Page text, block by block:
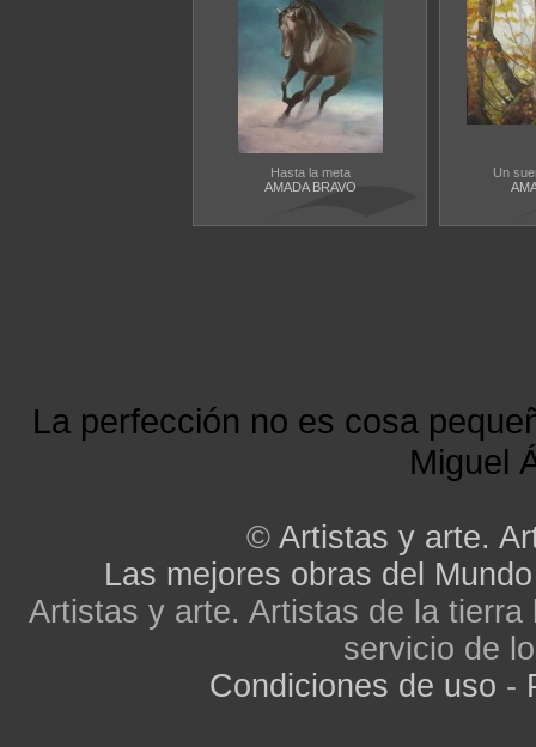
Hasta la meta
AMADA BRAVO
Un
La perfección no es cosa
Miguel
© Artistas y arte.
Las mejores obras del Mundo
Artistas y arte. Artistas de la
servicio de
Condiciones de uso -